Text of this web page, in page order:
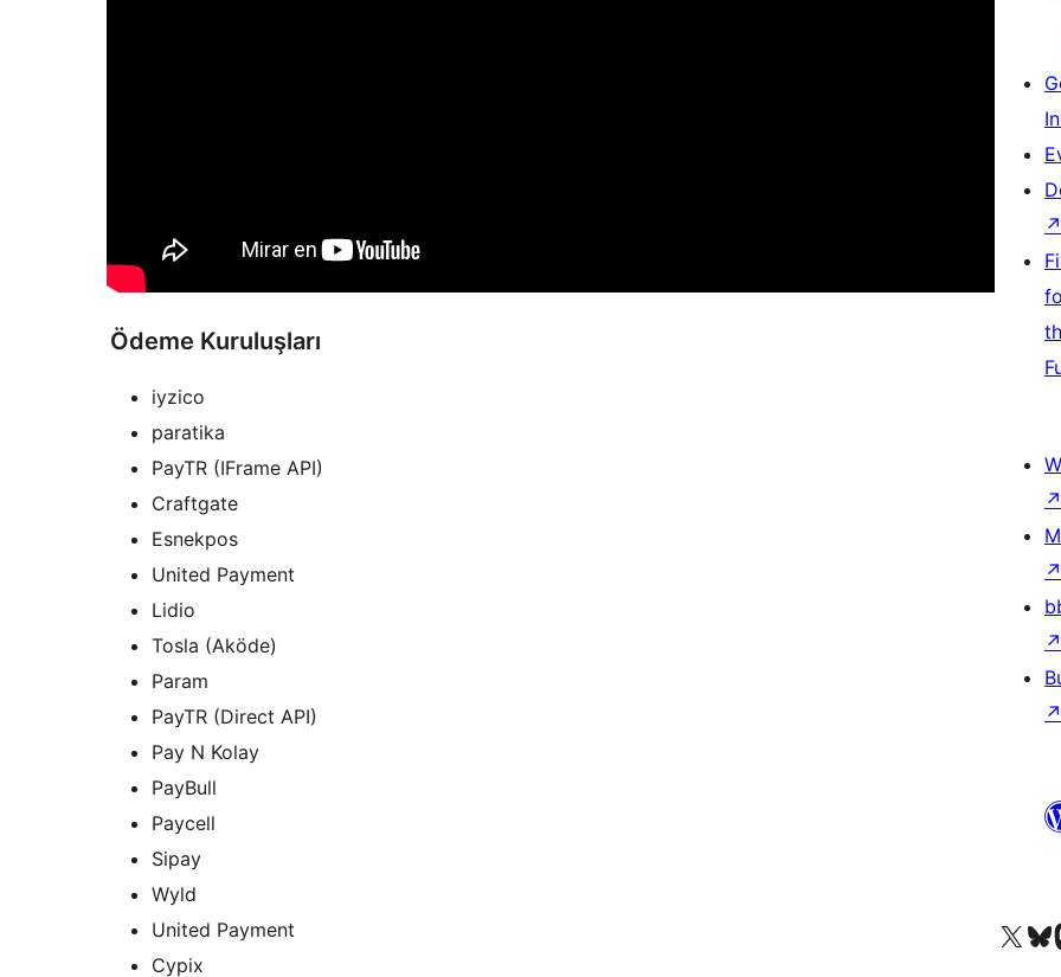
Ödeme Kuruluşları
iyzico
paratika
PayTR (IFrame API)
Craftgate
Esnekpos
United Payment
Lidio
Tosla (Aköde)
Param
PayTR (Direct API)
Pay N Kolay
PayBull
Paycell
Sipay
Wyld
United Payment
Cypix
↗
↗
↗
↗
↗
Visit our XVisit